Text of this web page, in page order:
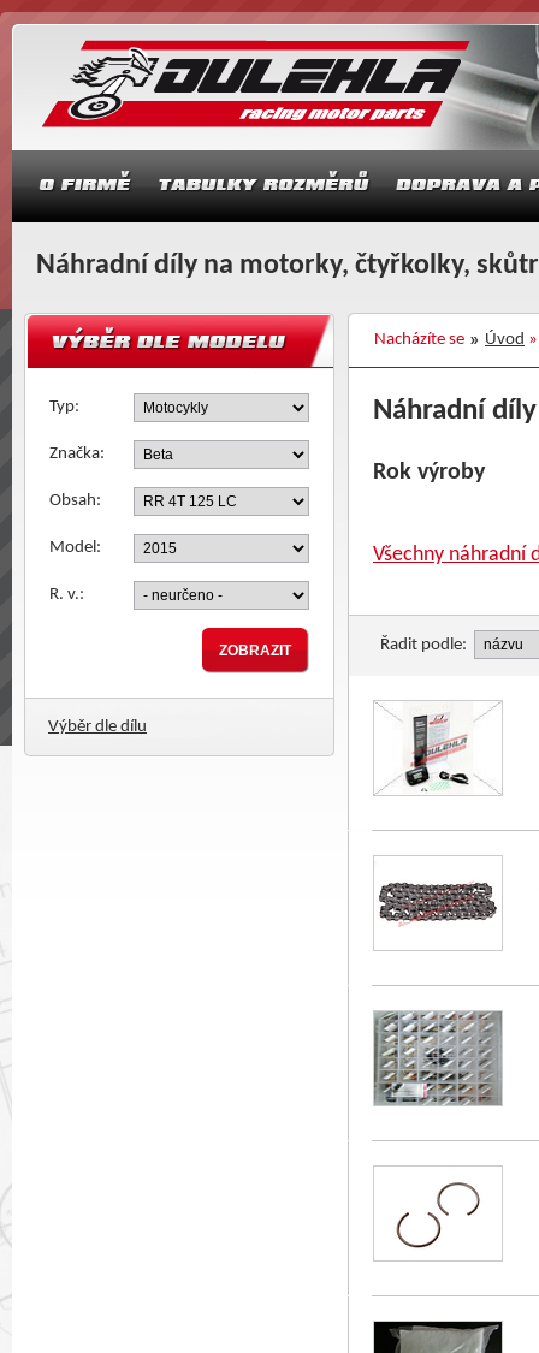
Náhradní díly na motorky, čtyřkolky,
Nacházíte se Úvod
Typ:
Značka:
Obsah:
Model:
R. v.:
Výběr dle dílu
Náhradní
Rok výroby
Všechny náhradní
Řadit podle: